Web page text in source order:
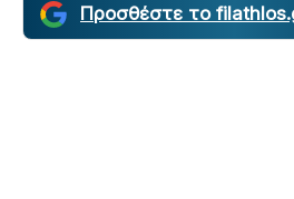
Προσθέστε το